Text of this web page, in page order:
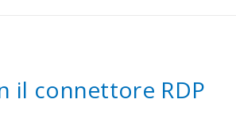
il connettore RDP